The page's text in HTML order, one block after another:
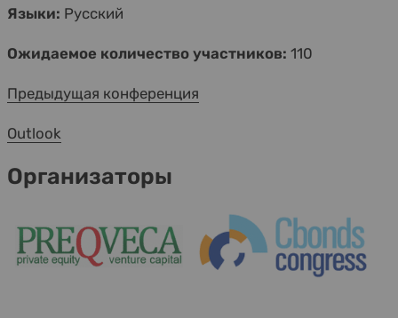
Языки: Русский
Ожидаемое количество участников: 110
Предыдущая конференция
Outlook
Организаторы